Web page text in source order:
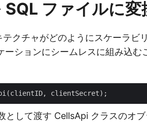
ファイルに変
クチャがどのようにスケーラビ
ションにシームレスに組み込む
として渡す CellsApi クラスのオ